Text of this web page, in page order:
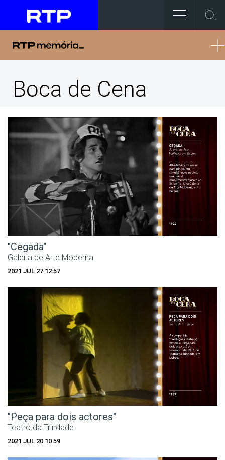
Boca de Cena
"Cegada"
Galeria de Arte Moderna
2021 JUL 27 12:57
"Peça para dois actores"
Teatro da Trindade
2021 JUL 20 10:59